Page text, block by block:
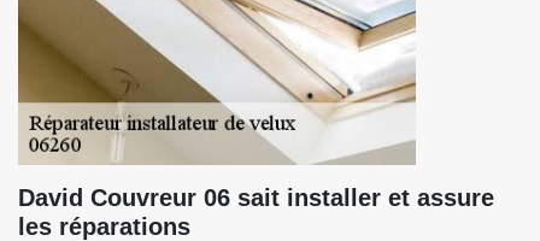
David Couvreur 06 sait installer et assure
les réparations